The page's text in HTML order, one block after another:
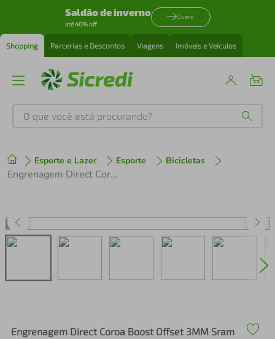
Saldão de inverno
até 40% off
Quero
Shopping Parcerias e Descontos Viagens Imóveis e Veículos
O que você está procurando?
Esporte e Lazer Esporte Bicicletas
Engrenagem Direct Coroa Boost Offset 3MM Sram
Engrenagem Direct Coroa Boost Offset 3MM Sram
1º tenis
perfume